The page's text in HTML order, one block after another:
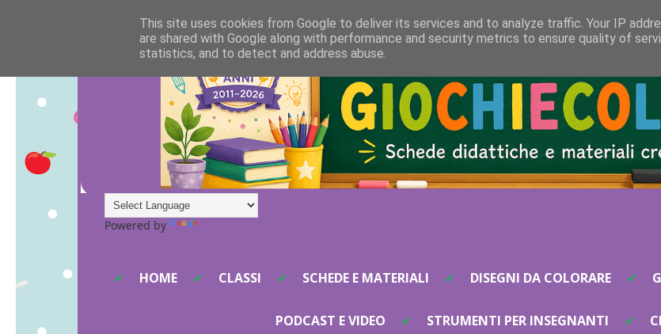
Powered by
HOME CLASSI SCHEDE E MATERIALI DISEGNI DA COLORARE
PODCAST E VIDEO STRUMENTI PER INSEGNANTI
This site uses cookies from Google to deliver its services and to analyze traffic. Your IP
are shared with Google along with performance and security metrics to ensure quality of
statistics, and to detect and address abuse.